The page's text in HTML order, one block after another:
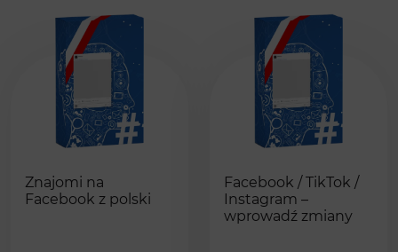
Znajomi na
Facebook z polski
Facebook / TikTok /
Instagram –
wprowadź zmiany